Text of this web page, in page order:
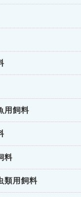
用飼料
料
類用飼料